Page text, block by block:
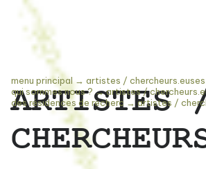
menu principal→ artistes / chercheurs.euses
qui sommes nous ?→artistes /
des résidences de recherc → artistes /
ARTISTES